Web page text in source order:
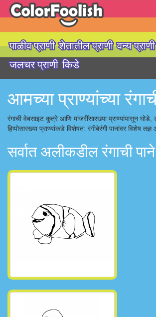
पाळीव प्राणी शेतातील प्राणी वन्य प्राणी
जलचर प्राणी किडे
आमच्या प्राण्यांच्या
रंगाची वेबसाइट कुत्रे आणि मांजरींसारख्या प्राण्यांपासून घोडे,
हिप्पोसारख्या प्राण्यांकडे विशेषत: रंगीबेरंगी पानांवर विशेष तज्ञ
सर्वात अलीकडील रंगाची पाने